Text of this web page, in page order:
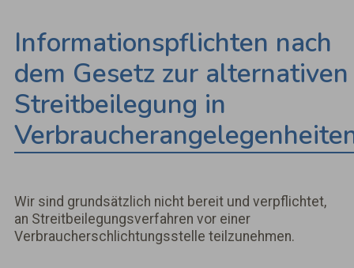
Informationspflichten nach
dem Gesetz zur alternativen
Streitbeilegung in
Wir sind grundsätzlich nicht bereit und verpflichtet,
an Streitbeilegungsverfahren vor einer
Verbraucherschlichtungsstelle teilzunehmen.